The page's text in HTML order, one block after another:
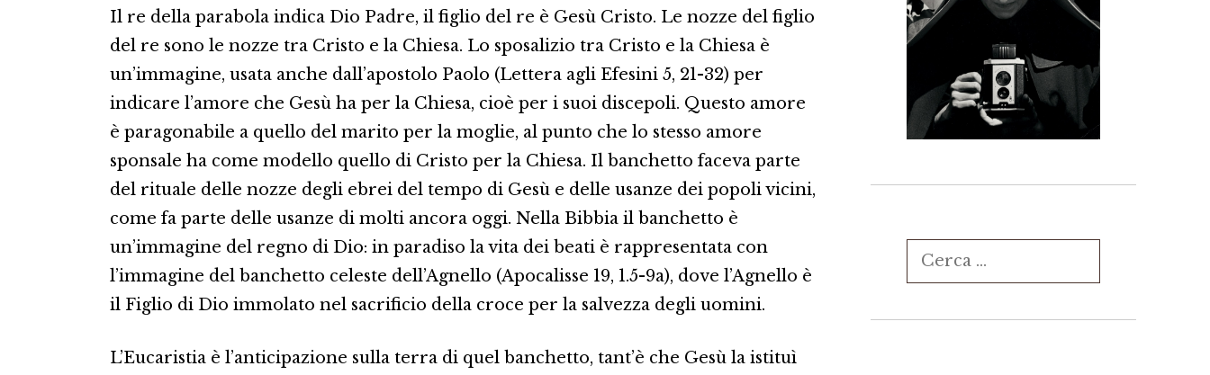
Il re della parabola indica Dio Padre, il figlio del re è Gesù Cristo. Le nozze del figlio
del re sono le nozze tra Cristo e la Chiesa. Lo sposalizio tra Cristo e la Chiesa è
un’immagine, usata anche dall’apostolo Paolo (Lettera agli Efesini 5, 21-32) per
indicare l’amore che Gesù ha per la Chiesa, cioè per i suoi discepoli. Questo amore
è paragonabile a quello del marito per la moglie, al punto che lo stesso amore
sponsale ha come modello quello di Cristo per la Chiesa. Il banchetto faceva parte
del rituale delle nozze degli ebrei del tempo di Gesù e delle usanze dei popoli vicini,
come fa parte delle usanze di molti ancora oggi. Nella Bibbia il banchetto è
un’immagine del regno di Dio: in paradiso la vita dei beati è rappresentata con
l’immagine del banchetto celeste dell’Agnello (Apocalisse 19, 1.5-9a), dove l’Agnello è
il Figlio di Dio immolato nel sacrificio della croce per la salvezza degli uomini.
L’Eucaristia è l’anticipazione sulla terra di quel banchetto, tant’è che Gesù la istituì
Ricerca
per: